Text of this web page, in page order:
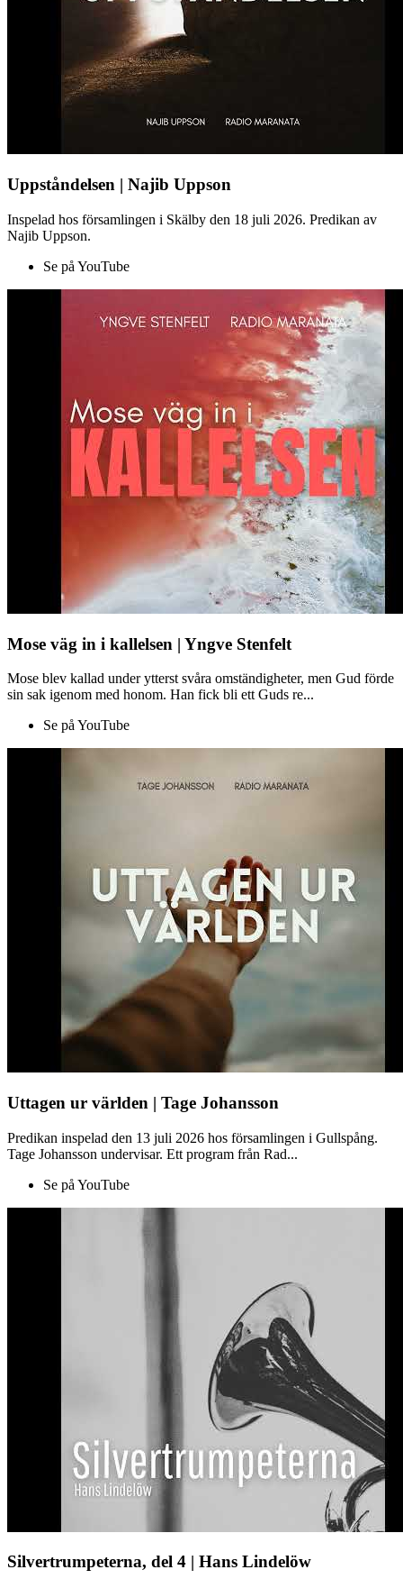
Uppståndelsen | Najib Uppson
Inspelad hos församlingen i Skälby den 18 juli 2026. Predikan av
Najib Uppson.
Se på YouTube
Mose väg in i kallelsen | Yngve Stenfelt
Mose blev kallad under ytterst svåra omständigheter, men Gud förde
sin sak igenom med honom. Han fick bli ett Guds re...
Se på YouTube
Uttagen ur världen | Tage Johansson
Predikan inspelad den 13 juli 2026 hos församlingen i Gullspång.
Tage Johansson undervisar. Ett program från Rad...
Se på YouTube
Silvertrumpeterna, del 4 | Hans Lindelöw